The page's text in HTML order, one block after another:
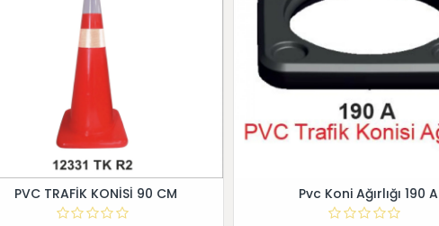
PVC TRAFİK KONİSİ 90 CM Pvc Koni Ağırlığı 190 A